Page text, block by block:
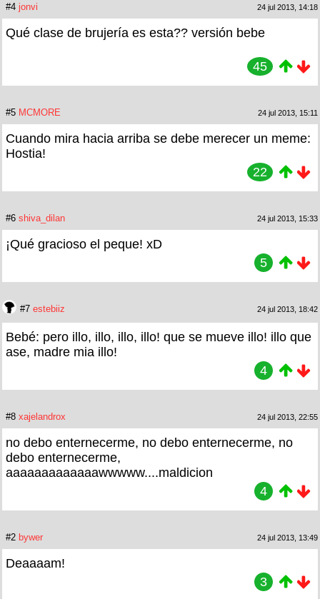
#4 jonvi 24 jul 2013, 14:18
Qué clase de brujería es esta?? versión bebe
45
#5 MCMORE 24 jul 2013, 15:11
Cuando mira hacia arriba se debe merecer un meme:
Hostia!
22
#6 shiva_dilan 24 jul 2013, 15:33
¡Qué gracioso el peque! xD
5
#7 estebiiz 24 jul 2013, 18:42
Bebé: pero illo, illo, illo, illo! que se mueve illo! illo que
ase, madre mia illo!
4
#8 xajelandrox 24 jul 2013, 22:55
no debo enternecerme, no debo enternecerme, no
debo enternecerme,
aaaaaaaaaaaaawwwww....maldicion
4
#2 bywer 24 jul 2013, 13:49
Deaaaam!
3